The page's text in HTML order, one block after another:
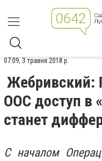
07:09, 3 травня 2018 р.
Жебривский:
ООС доступ в
станет
С началом